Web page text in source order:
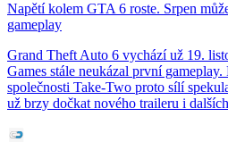
Napětí kolem GTA 6 roste. Srpen
gameplay
Grand Theft Auto 6 vychází už 19.
Games stále neukázal první
společnosti Take-Two proto sílí
už brzy dočkat nového traileru i